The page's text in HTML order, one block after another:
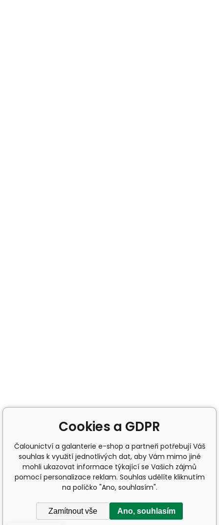
Cookies a GDPR
Čalounictví a galanterie e-shop a partneři potřebují Váš
souhlas k využití jednotlivých dat, aby Vám mimo jiné
mohli ukazovat informace týkající se Vašich zájmů
pomocí personalizace reklam. Souhlas udělíte kliknutím
na políčko "Ano, souhlasím".
Zamítnout vše Ano, souhlasím